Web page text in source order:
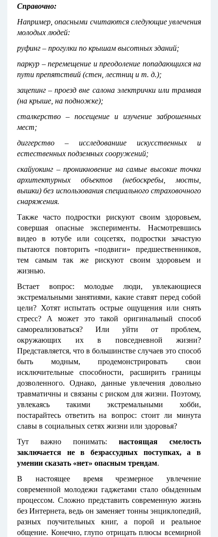
Справочно:
Например, опасными считаются следующие увлечения
молодых людей:
руфинг – прогулки по крышам высотных зданий;
паркур – перемещение и преодоление попадающихся на
пути препятствий (стен, лестниц и т. д.);
зацепинг – проезд вне салона электрички или трамвая
(на крыше, на подножке);
сталкерство – посещение и изучение заброшенных
мест;
диггерство – исследованиие искусственных и
естественных подземных сооружений;
скайуокинг – проникновение на самые высокие точки
архитектурных объектов (небоскребы, мосты,
вышки) без использования специального страховочного
снаряжения.
Также часто подростки рискуют своим здоровьем,
совершая опасные эксперименты. Насмотревшись
видео в ютубе или соцсетях, подростки зачастую
пытаются повторить «подвиги» предшественников,
тем самым так же рискуют своим здоровьем и
жизнью.
Встает вопрос: молодые люди, увлекающиеся
экстремальными занятиями, какие ставят перед собой
цели? Хотят испытать острые ощущения или снять
стресс? А может это такой оригинальный способ
самореализоваться? Или уйти от проблем,
окружающих их в повседневной жизни?
Представляется, что в большинстве случаев это способ
быть модным, продемонстрировать свои
исключительные способности, расширить границы
дозволенного. Однако, данные увлечения довольно
травматичны и связаны с риском для жизни. Поэтому,
увлекаясь такими экстремальными хобби,
постарайтесь ответить на вопрос: стоит ли минута
славы в социальных сетях жизни или здоровья?
Тут важно понимать: настоящая смелость
заключается не в безрассудных поступках, а в
умении сказать «нет» опасным трендам.
В настоящее время чрезмерное увлечение
современной молодежи гаджетами стало обыденным
процессом. Сложно представить современную жизнь
без Интернета, ведь он заменяет тонны энциклопедий,
разных поучительных книг, а порой и реальное
общение. Конечно, глупо отрицать плюсы всемирной